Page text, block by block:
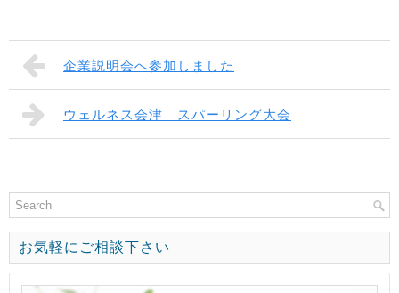
企業説明会へ参加しました
ウェルネス会津 スパーリング大会
お気軽にご相談下さい